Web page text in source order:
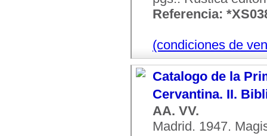
Referencia:
(condiciones de
Catalogo de la
Cervantina. II.
AA. VV.
Madrid. 1947.